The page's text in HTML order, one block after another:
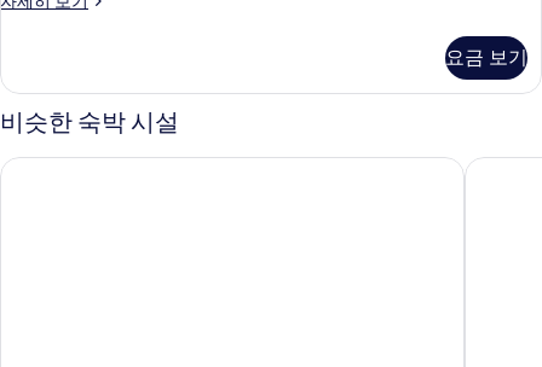
히
보
기
요금 보기
비슷한 숙박 시설
우드스프링 스위츠 사우스 플레인필드 홀리데